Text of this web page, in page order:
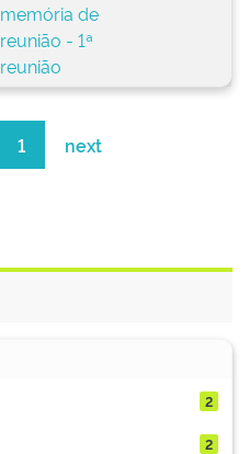
memória de
reunião - 1ª
reunião
1 next
2
2